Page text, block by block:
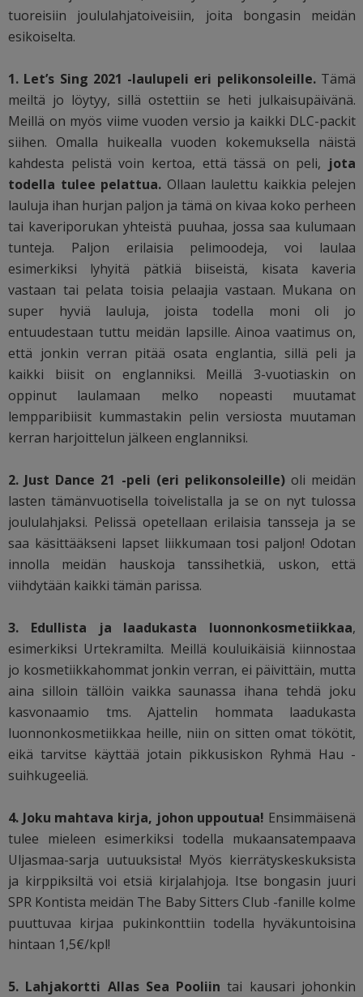
tuoreisiin joululahjatoiveisiin, joita bongasin meidän
esikoiselta.
1. Let’s Sing 2021 -laulupeli eri pelikonsoleille.Tämä
meiltä jo löytyy, sillä ostettiin se heti julkaisupäivänä.
Meillä on myös viime vuoden versio ja kaikki DLC-packit
siihen. Omalla huikealla vuoden kokemuksella näistä
kahdesta pelistä voin kertoa, että tässä on peli, jota
todella tulee pelattua. Ollaan laulettu kaikkia pelejen
lauluja ihan hurjan paljon ja tämä on kivaa koko perheen
tai kaveriporukan yhteistä puuhaa, jossa saa kulumaan
tunteja. Paljon erilaisia pelimoodeja, voi laulaa
esimerkiksi lyhyitä pätkiä biiseistä, kisata kaveria
vastaan tai pelata toisia pelaajia vastaan. Mukana on
super hyviä lauluja, joista todella moni oli jo
entuudestaan tuttu meidän lapsille. Ainoa vaatimus on,
että jonkin verran pitää osata englantia, sillä peli ja
kaikki biisit on englanniksi. Meillä 3-vuotiaskin on
oppinut laulamaan melko nopeasti muutamat
lempparibiisit kummastakin pelin versiosta muutaman
kerran harjoittelun jälkeen englanniksi.
2. Just Dance 21 -peli (eri pelikonsoleille)oli meidän
lasten tämänvuotisella toivelistalla ja se on nyt tulossa
joululahjaksi. Pelissä opetellaan erilaisia tansseja ja se
saa käsittääkseni lapset liikkumaan tosi paljon! Odotan
innolla meidän hauskoja tanssihetkiä, uskon, että
viihdytään kaikki tämän parissa.
3. Edullista ja laadukasta luonnonkosmetiikkaa,
esimerkiksi Urtekramilta. Meillä kouluikäisiä kiinnostaa
jo kosmetiikkahommat jonkin verran, ei päivittäin, mutta
aina silloin tällöin vaikka saunassa ihana tehdä joku
kasvonaamio tms. Ajattelin hommata laadukasta
luonnonkosmetiikkaa heille, niin on sitten omat tökötit,
eikä tarvitse käyttää jotain pikkusiskon Ryhmä Hau -
suihkugeeliä.
4. Joku mahtava kirja, johon uppoutua! Ensimmäisenä
tulee mieleen esimerkiksi todella mukaansatempaava
Uljasmaa-sarja uutuuksista! Myös kierrätyskeskuksista
ja kirppiksiltä voi etsiä kirjalahjoja. Itse bongasin juuri
SPR Kontista meidän The Baby Sitters Club -fanille kolme
puuttuvaa kirjaa pukinkonttiin todella hyväkuntoisina
hintaan 1,5€/kpl!
5. Lahjakortti Allas Sea Pooliin tai kausari johonkin